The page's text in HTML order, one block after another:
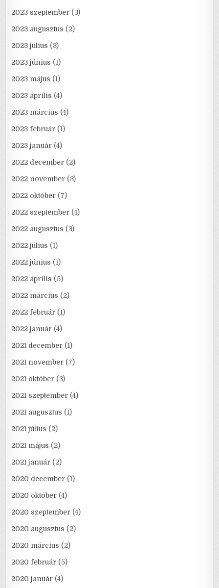
2023 szeptember (3)
2023 augusztus (2)
2023 július (3)
2023 június (1)
2023 május (1)
2023 április (4)
2023 március (4)
2023 február (1)
2023 január (4)
2022 december (2)
2022 november (3)
2022 október (7)
2022 szeptember (4)
2022 augusztus (3)
2022 július (1)
2022 június (1)
2022 április (5)
2022 március (2)
2022 február (1)
2022 január (4)
2021 december (1)
2021 november (7)
2021 október (3)
2021 szeptember (4)
2021 augusztus (1)
2021 július (2)
2021 május (2)
2021 január (2)
2020 december (1)
2020 október (4)
2020 szeptember (4)
2020 augusztus (2)
2020 március (2)
2020 február (5)
2020 január (4)